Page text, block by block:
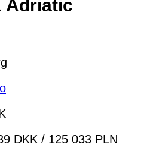
Adriatic
DKK / 125 033 PLN